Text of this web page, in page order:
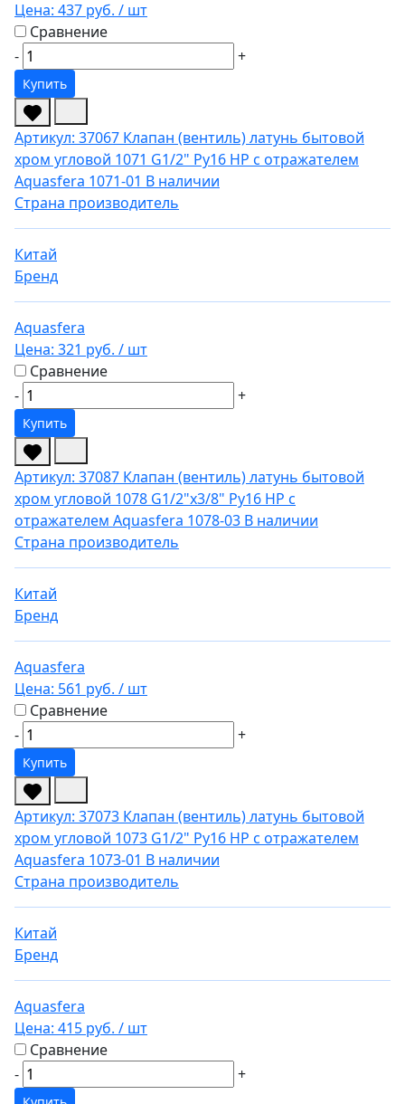
Цена: 437 руб. / шт
Сравнение
-
+
Купить
Артикул: 37067 Клапан (вентиль) латунь бытовой
хром угловой 1071 G1/2" Ру16 НР с отражателем
Aquasfera 1071-01 В наличии
Страна производитель
Китай
Бренд
Aquasfera
Цена: 321 руб. / шт
Сравнение
-
+
Купить
Артикул: 37087 Клапан (вентиль) латунь бытовой
хром угловой 1078 G1/2"х3/8" Ру16 НР с
отражателем Aquasfera 1078-03 В наличии
Страна производитель
Китай
Бренд
Aquasfera
Цена: 561 руб. / шт
Сравнение
-
+
Купить
Артикул: 37073 Клапан (вентиль) латунь бытовой
хром угловой 1073 G1/2" Ру16 НР с отражателем
Aquasfera 1073-01 В наличии
Страна производитель
Китай
Бренд
Aquasfera
Цена: 415 руб. / шт
Сравнение
-
+